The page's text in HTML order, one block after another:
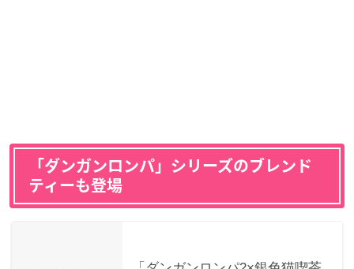
「ダンガンロンパ」シリーズのブレンド
ティーも登場